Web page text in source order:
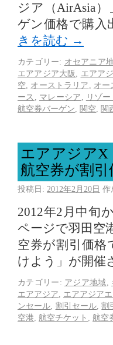
ジア（AirAsia
ゲン価格で購
きを読む →
カテゴリー: オセアニア
エアアジア大阪
エアア
空
オーストラリア オー
ース
マレーシア リゾ
航空券バーゲン
関空 関
エアアジアX
航空券が割
投稿日: 2012年2月20日 作
2012年2月中旬
ページで羽田空
空券が割引価
けよう」が開催
カテゴリー: アジア地域
エアアジア
エアアジア
ンセール 割引セール ,割
空港 航空チケット 航空